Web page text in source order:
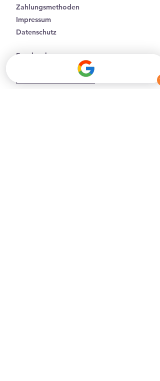
Zahlungsmethoden
Impressum
Datenschutz
Facebook
Affiliate Partner werden